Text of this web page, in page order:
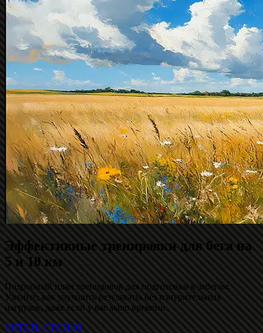
Эффективные тренировки для бега на
5 и 10 км
Подробный план тренировок для подготовки к забегам.
Узнайте, как улучшить результаты без изнурительных
нагрузок, даже если у вас мало времени.
ЧИТАТЬ СТАТЬЮ